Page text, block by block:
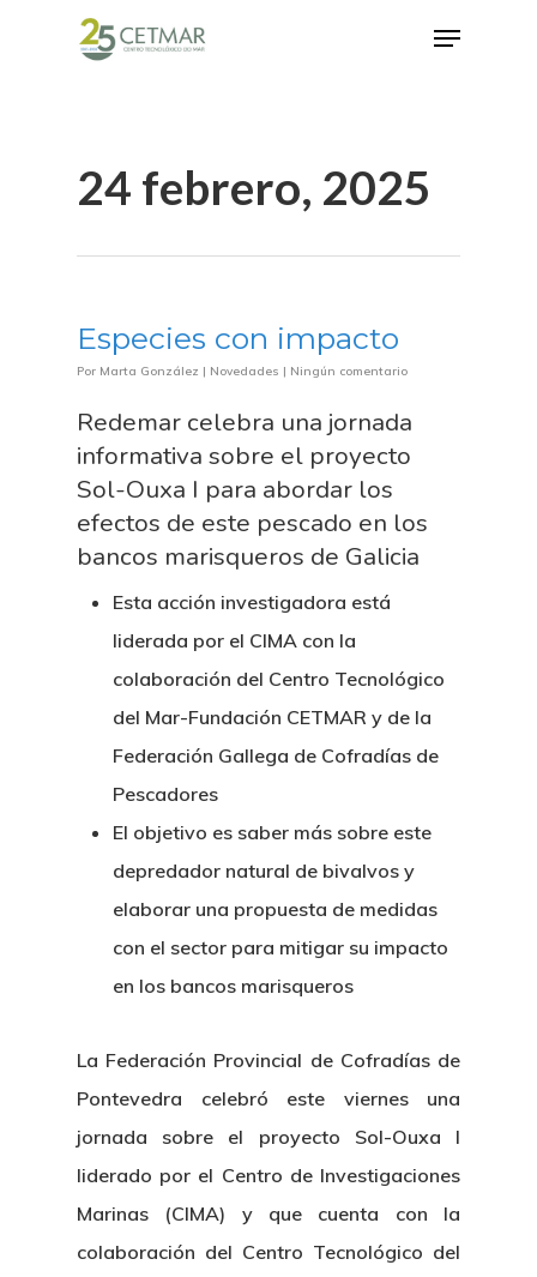
24 febrero, 2025
Especies con impacto
Por Marta González | Novedades | Ningún comentario
Redemar celebra una jornada
informativa sobre el proyecto
Sol-Ouxa I para abordar los
efectos de este pescado en los
bancos marisqueros de Galicia
Esta acción investigadora está
liderada por el CIMA con la
colaboración del Centro Tecnológico
del Mar-Fundación CETMAR y de la
Federación Gallega de Cofradías de
Pescadores
El objetivo es saber más sobre este
depredador natural de bivalvos y
elaborar una propuesta de medidas
con el sector para mitigar su impacto
en los bancos marisqueros
La Federación Provincial de Cofradías de
Pontevedra celebró este viernes una
jornada sobre el proyecto Sol-Ouxa I
liderado por el Centro de Investigaciones
Marinas (CIMA) y que cuenta con la
colaboración del Centro Tecnológico del